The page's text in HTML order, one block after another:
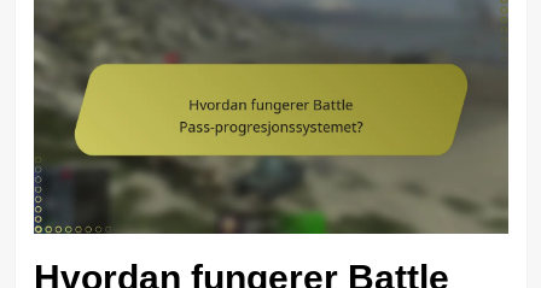
Hvordan fungerer Battle